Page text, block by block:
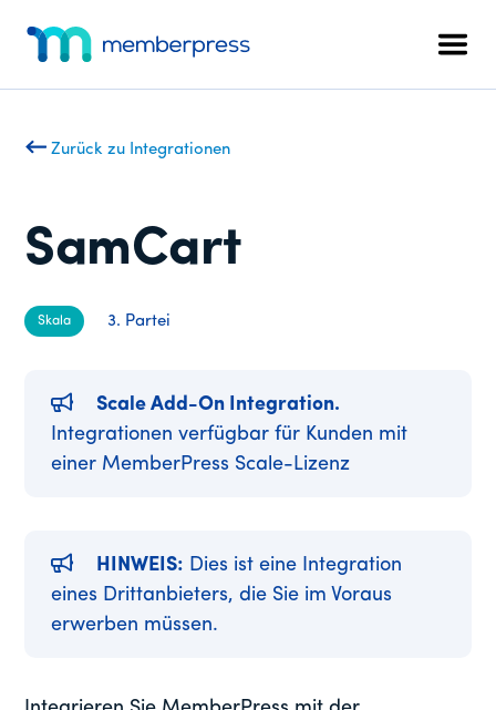
Hauptinhalt
springen
Fußzeile
springen
Menü
in-
Mitgliedschafts-
Plugin
Zurück zu Integrationen
SamCart
Skala 3. Partei
Scale Add-On Integration.
Integrationen verfügbar für Kunden mit
einer MemberPress Scale-Lizenz
HINWEIS: Dies ist eine Integration
eines Drittanbieters, die Sie im Voraus
erwerben müssen.